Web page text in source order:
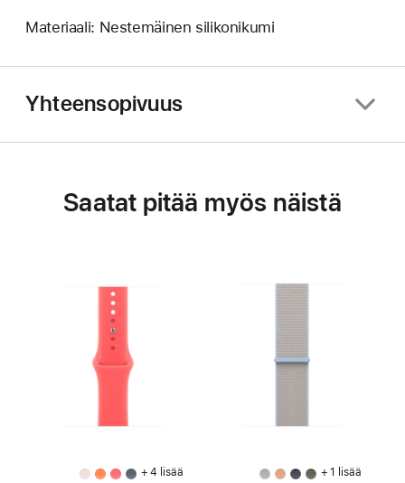
Materiaali: Nestemäinen silikonikumi
Yhteensopivuus
Saatat pitää myös näistä
+ 4 lisää + 1 lisää